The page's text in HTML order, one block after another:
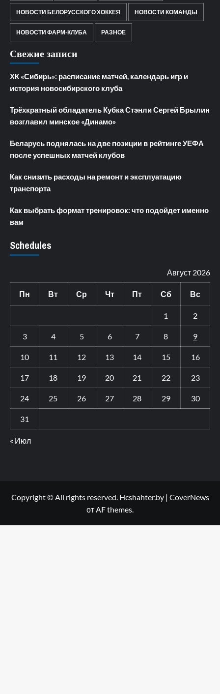
НОВОСТИ БЕЛОРУССКОГО ХОККЕЯ НОВОСТИ КОМАНДЫ
НОВОСТИ ФАРМ-КЛУБА РАЗНОЕ
Свежие записи
ХК «Сибирь»: расписание матчей, календарь игр и
история новосибирского клуба
Трёхкратный обладатель Кубка Стэнли Сергей Брылин
возглавил минское «Динамо»
Беларусь поднялась на две позиции в рейтинге УЕФА
после успешных матчей клубов
Как снизить расходы на ремонт и эксплуатацию
транспорта
Как выбрать формат тренировок: что подойдет именно
вам
Schedules
Август 2026
Пн Вт Ср Чт Пт Сб Вс
1 2
3 4 5 6 7 8 9
10 11 12 13 14 15 16
17 18 19 20 21 22 23
24 25 26 27 28 29 30
31
« Июл
Copyright © All rights reserved. Hcshahter.by | CoverNews
от AF themes.